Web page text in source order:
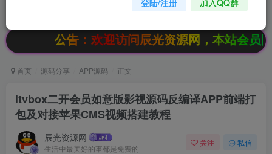
超低价文字广告位招租
欢迎访问辰光资源网，本站会员限时特惠，SVIP
首页 源码分享 APP源码 正文
itvbox二开会员如意版影视源码反编译APP前端打
包及对接苹果CMS视频搭建教程
辰光资源网
生活中最美好的事都是免费的
关注 私信
登陆/注册 加入QQ群